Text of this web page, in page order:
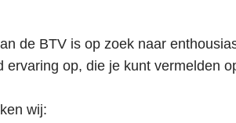
de BTV is op zoek naar
ervaring op, die je kunt vermelden
wij: